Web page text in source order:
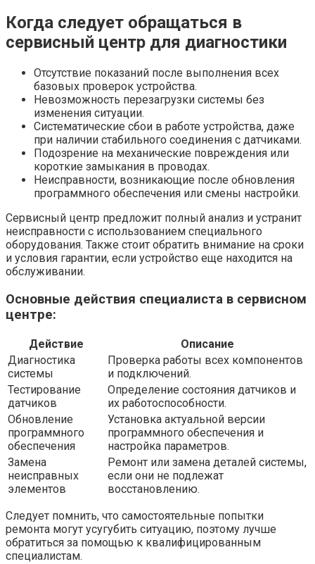
Когда следует обращаться в
сервисный центр для диагностики
Отсутствие показаний после выполнения всех
базовых проверок устройства.
Невозможность перезагрузки системы без
изменения ситуации.
Систематические сбои в работе устройства, даже
при наличии стабильного соединения с датчиками.
Подозрение на механические повреждения или
короткие замыкания в проводах.
Неисправности, возникающие после обновления
программного обеспечения или смены настройки.
Сервисный центр предложит полный анализ и устранит
неисправности с использованием специального
оборудования. Также стоит обратить внимание на сроки
и условия гарантии, если устройство еще находится на
обслуживании.
Основные действия специалиста в сервисном
центре:
Действие
Описание
Диагностика
системы
Проверка работы всех компонентов
и подключений.
Тестирование
датчиков
Определение состояния датчиков и
их работоспособности.
Обновление
программного
обеспечения
Установка актуальной версии
программного обеспечения и
настройка параметров.
Замена
неисправных
элементов
Ремонт или замена деталей системы,
если они не подлежат
восстановлению.
Следует помнить, что самостоятельные попытки
ремонта могут усугубить ситуацию, поэтому лучше
обратиться за помощью к квалифицированным
специалистам.